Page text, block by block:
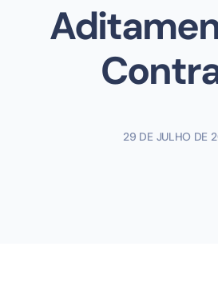
29 DE JULHO DE